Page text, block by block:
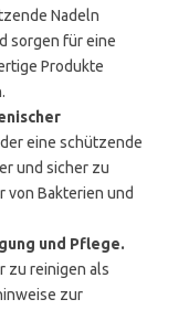
Nadeln
sorgen für eine
Produkte
eine schützende
und sicher zu
von Bakterien und
und Pflege.
zu reinigen als
zur